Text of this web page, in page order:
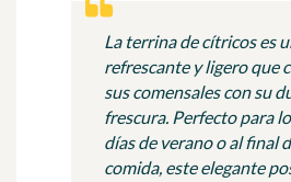
La terrina de cítricos es
refrescante y ligero que
sus comensales con su
frescura. Perfecto para
días de verano o al final
comida, este elegante